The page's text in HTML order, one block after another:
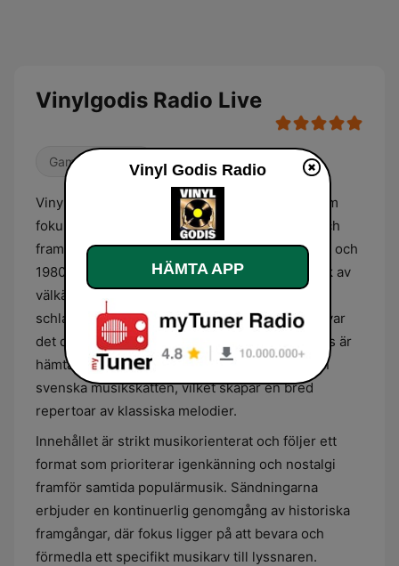
Vinylgodis Radio Live
Gamla godingar
Vinyl Godis Radio är en svensk radiostation som
fokuserar på musik från mitten av 1900-talet och
framåt, med en särskild tonvikt på 1960-, 1970- och
1980-talen. Stationens utbud består i huvudsak av
välkända hits inom genrer som pop, rock och
schlager, hämtade från den era då vinylskivan var
det dominerande formatet. Musiken som spelas är
hämtad från både internationella listor och den
svenska musikskatten, vilket skapar en bred
repertoar av klassiska melodier.
Innehållet är strikt musikorienterat och följer ett
format som prioriterar igenkänning och nostalgi
framför samtida populärmusik. Sändningarna
erbjuder en kontinuerlig genomgång av historiska
framgångar, där fokus ligger på att bevara och
förmedla ett specifikt musikarv till lyssnaren.
Vinyl Godis Radio
HÄMTA APP